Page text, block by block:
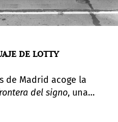
DE LOTTY
de Madrid acoge la
del signo, una